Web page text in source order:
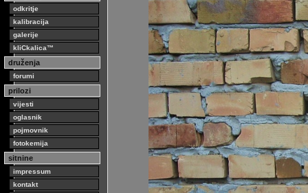
odkritje
kalibracija
galerije
kliCkalica™
druženja
forumi
prilozi
vijesti
oglasnik
pojmovnik
fotokemija
sitnine
impressum
kontakt